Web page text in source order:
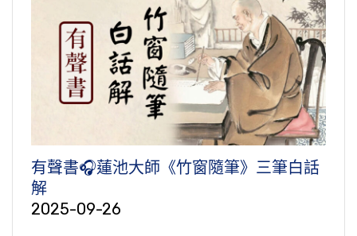
有聲書🎧蓮池大師《竹窗隨筆》三筆白話
解
2025-09-26